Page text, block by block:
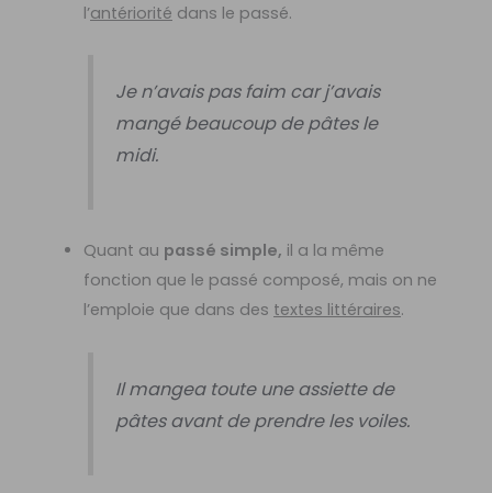
l’antériorité dans le passé.
Je n’avais pas faim car j’avais
mangé beaucoup de pâtes le
midi.
Quant au passé simple, il a la même
fonction que le passé composé, mais on ne
l’emploie que dans des textes littéraires.
Il mangea toute une assiette de
pâtes avant de prendre les voiles.